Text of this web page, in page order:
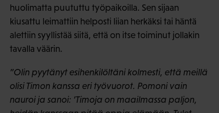
huolimatta puututtu työpaikoilla. Sen sijaan
kiusattu leimattiin helposti liian herkäksi tai häntä
alettiin syyllistää siitä, että on itse toiminut jollakin
tavalla väärin.
”Olin pyytänyt esihenkilöltäni kolmesti, että meillä
olisi Timon kanssa eri työvuorot. Pomoni vain
nauroi ja sanoi: ’Timoja on maailmassa paljon,